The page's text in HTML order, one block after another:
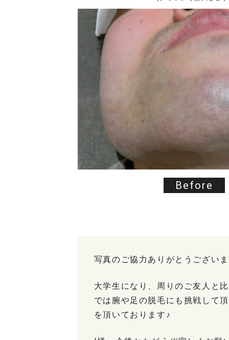
Before
写真のご協力ありがとうござい
大学生になり、周りのご友人と
では腕や足の脱毛にも挑戦して
を頂いております♪